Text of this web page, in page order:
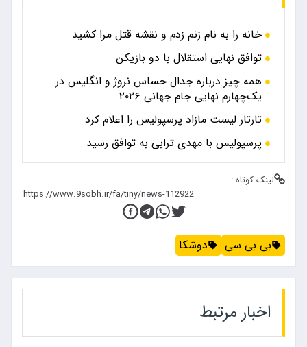
خانه را به نام زنم زدم و نقشه قتل مرا کشید
توافق نهایی استقلال با دو بازیکن
همه چیز درباره جدال حساس نروژ و انگلیس در
یک‌چهارم نهایی جام جهانی ۲۰۲۶
تارتار لیست مازاد پرسپولیس را اعلام کرد
پرسپولیس با مهدی ترابی به توافق رسید
لینک کوتاه :
بی بی سی دوشکا
اخبار مرتبط